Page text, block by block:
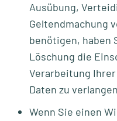
Ausübung,
Geltendmachung
benötigen, haben
Löschung die
Verarbeitung
Daten zu
Wenn Sie einen